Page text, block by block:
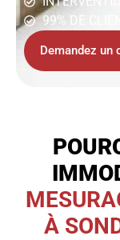
99% DE
Demandez un
À